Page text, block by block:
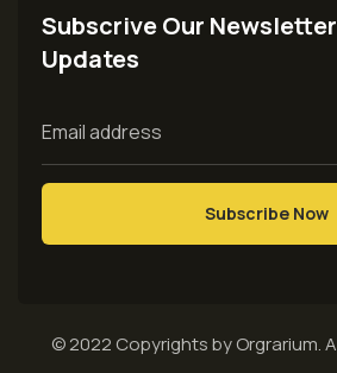
Subscrive Our
Updates
© 2022 Copyrights by Orgrarium.